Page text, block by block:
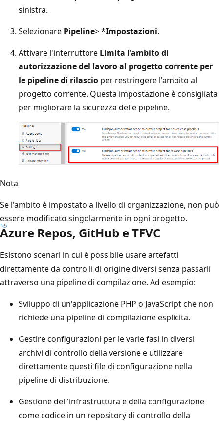
sinistra.
Selezionare Pipeline> *Impostazioni.
Attivare l'interruttore Limita l'ambito di
autorizzazione del lavoro al progetto corrente per
le pipeline di rilascio per restringere l'ambito al
progetto corrente. Questa impostazione è consigliata
per migliorare la sicurezza delle pipeline.
Nota
Se l'ambito è impostato a livello di organizzazione, non può
essere modificato singolarmente in ogni progetto.
Azure Repos, GitHub e TFVC
Esistono scenari in cui è possibile usare artefatti
direttamente da controlli di origine diversi senza passarli
attraverso una pipeline di compilazione. Ad esempio:
Sviluppo di un'applicazione PHP o JavaScript che non
richiede una pipeline di compilazione esplicita.
Gestire configurazioni per le varie fasi in diversi
archivi di controllo della versione e utilizzare
direttamente questi file di configurazione nella
pipeline di distribuzione.
Gestione dell'infrastruttura e della configurazione
come codice in un repository di controllo della